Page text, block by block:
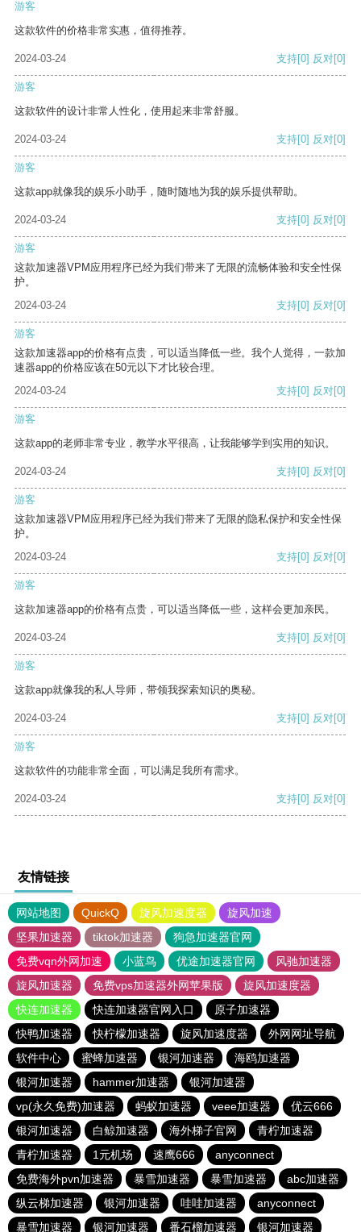
游客
这款软件的价格非常实惠，值得推荐。
2024-03-24 支持[0] 反对[0]
游客
这款软件的设计非常人性化，使用起来非常舒服。
2024-03-24 支持[0] 反对[0]
游客
这款app就像我的娱乐小助手，随时随地为我的娱乐提供帮助。
2024-03-24 支持[0] 反对[0]
游客
这款加速器VPM应用程序已经为我们带来了无限的流畅体验和安全性保
护。
2024-03-24
支持[0] 反对[0]
游客
这款加速器app的价格有点贵，可以适当降低一些。我个人觉得，一款加
速器app的价格应该在50元以下才比较合理。
2024-03-24
支持[0] 反对[0]
游客
这款app的老师非常专业，教学水平很高，让我能够学到实用的知识。
2024-03-24 支持[0] 反对[0]
游客
这款加速器VPM应用程序已经为我们带来了无限的隐私保护和安全性保
护。
2024-03-24
支持[0] 反对[0]
游客
这款加速器app的价格有点贵，可以适当降低一些，这样会更加亲民。
2024-03-24 支持[0] 反对[0]
游客
这款app就像我的私人导师，带领我探索知识的奥秘。
2024-03-24 支持[0] 反对[0]
游客
这款软件的功能非常全面，可以满足我所有需求。
2024-03-24 支持[0] 反对[0]
友情链接
网站地图 QuickQ 旋风加速度器
旋风加速
坚果加速器
tiktok加速器
狗急加速器官网
免费vqn外网加速
小蓝鸟 优途加速器官网
风驰加速器
旋风加速器
免费vps加速器外网苹果版
旋风加速度器
快连加速器
快连加速器官网入口
原子加速器
快鸭加速器
快柠檬加速器 旋风加速度器
外网网址导航
软件中心
蜜蜂加速器 银河加速器
海鸥加速器
银河加速器
hammer加速器
银河加速器
vp(永久免费)加速器
蚂蚁加速器 veee加速器
优云666
银河加速器
白鲸加速器 海外梯子官网
青柠加速器
青柠加速器
1元机场 速鹰666
anyconnect
免费海外pvn加速器
暴雪加速器 暴雪加速器
abc加速器
纵云梯加速器
银河加速器 哇哇加速器
anyconnect
暴雪加速器
银河加速器 番石榴加速器 银河加速器